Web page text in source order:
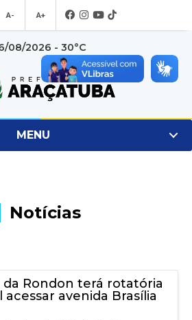
A- A+
08/2026 - 30°C
MENU
Notícias
da Rondon terá rotatória
acessar avenida Brasília